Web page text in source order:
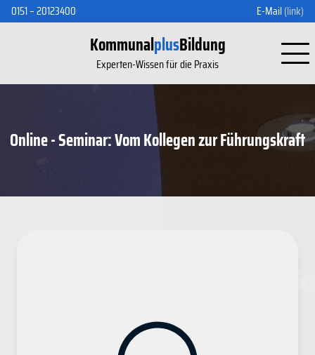
0151 – 20123400 E-Mail(link)
KommunalplusBildung
Experten-Wissen für die Praxis
Online - Seminar: Vom Kollegen zur Führungskraft